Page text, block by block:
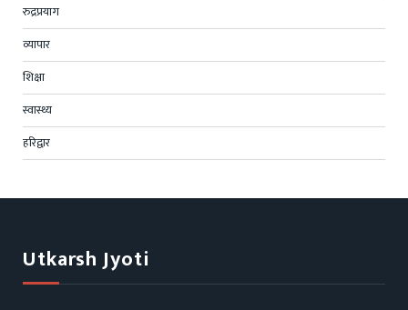
रुद्रप्रयाग
व्यापार
शिक्षा
स्वास्थ्य
हरिद्वार
Utkarsh Jyoti